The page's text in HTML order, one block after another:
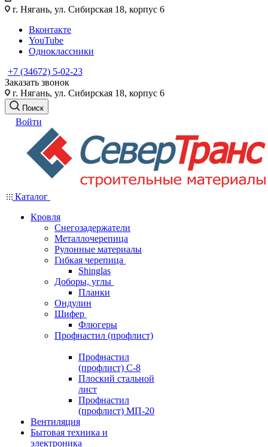
г. Нягань, ул. Сибирская 18, корпус 6
Вконтакте
YouTube
Одноклассники
+7 (34672) 5-02-23
Заказать звонок
г. Нягань, ул. Сибирская 18, корпус 6
Поиск
Войти
Каталог
Кровля
Снегозадержатели
Металлочерепица
Рулонные материалы
Гибкая черепица
Shinglas
Доборы, углы
Планки
Ондулин
Шифер
Флюгеры
Профнастил (профлист)
Профнастил
(профлист) С-8
Плоский стальной
лист
Профнастил
(профлист) МП-20
Вентиляция
Бытовая техника и
электроника